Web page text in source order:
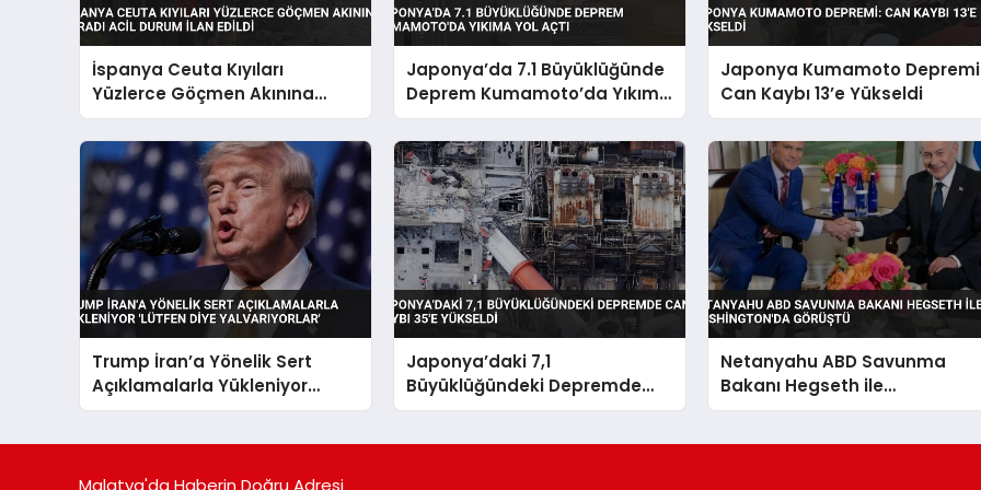
İspanya Ceuta Kıyıları
Yüzlerce Göçmen Akınına
Uğradı Acil Durum İlan Edildi
Japonya’da 7.1 Büyüklüğünde
Deprem Kumamoto’da Yıkıma
Yol Açtı
Japonya Kumamoto
Can Kaybı 13’e Yükseldi
Trump İran’a Yönelik Sert
Açıklamalarla Yükleniyor
‘Lütfen Diye Yalvarıyorlar’
Japonya’daki 7,1
Büyüklüğündeki Depremde
Can Kaybı 35’e Yükseldi
Netanyahu ABD Savunma
Bakanı Hegseth ile
Washington’da Görüştü
Malatya'da Haberin Doğru Adresi